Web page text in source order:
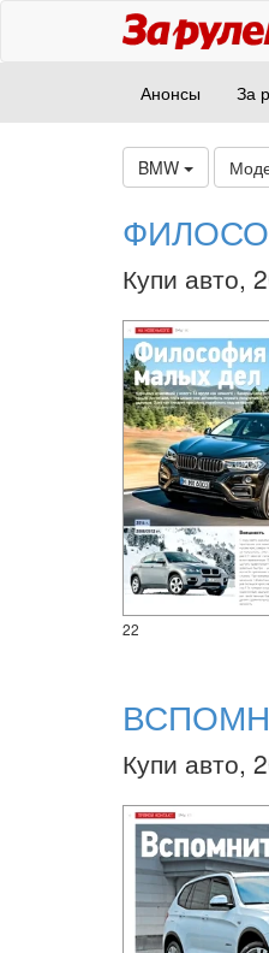
Анонсы За
BMW
Купи авто,
22
Купи авто,